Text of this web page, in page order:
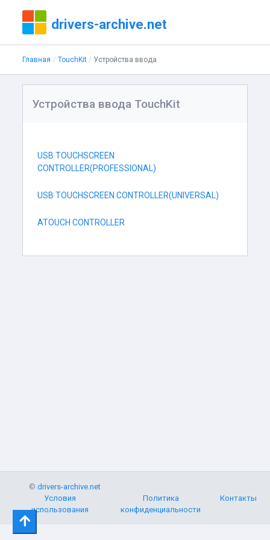
drivers-archive.net
Главная TouchKit Устройства ввода
Устройства ввода TouchKit
USB TOUCHSCREEN
CONTROLLER(PROFESSIONAL)
USB TOUCHSCREEN CONTROLLER(UNIVERSAL)
ATOUCH CONTROLLER
©drivers-archive.net
Условия
использования
Политика
конфиденциальности
Контакты